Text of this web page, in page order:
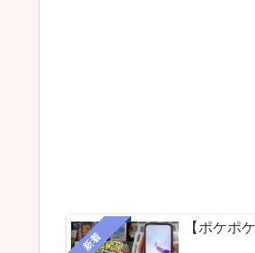
新着
【ポケポ